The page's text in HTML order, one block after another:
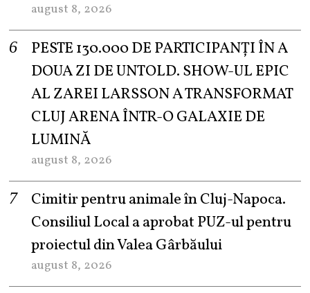
august 8, 2026
PESTE 130.000 DE PARTICIPANȚI ÎN A
DOUA ZI DE UNTOLD. SHOW-UL EPIC
AL ZAREI LARSSON A TRANSFORMAT
CLUJ ARENA ÎNTR-O GALAXIE DE
LUMINĂ
august 8, 2026
Cimitir pentru animale în Cluj-Napoca.
Consiliul Local a aprobat PUZ-ul pentru
proiectul din Valea Gârbăului
august 8, 2026